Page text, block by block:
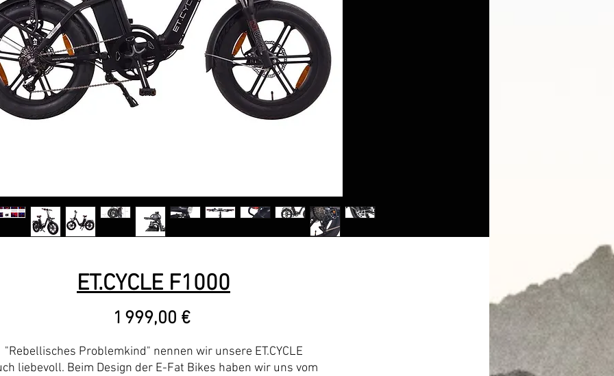
ET.CYCLE F1000
1 999,00 €Prix
"Rebellisches Problemkind" nennen wir unsere ET.CYCLE
liebevoll. Beim Design der E-Fat Bikes haben wir uns vom